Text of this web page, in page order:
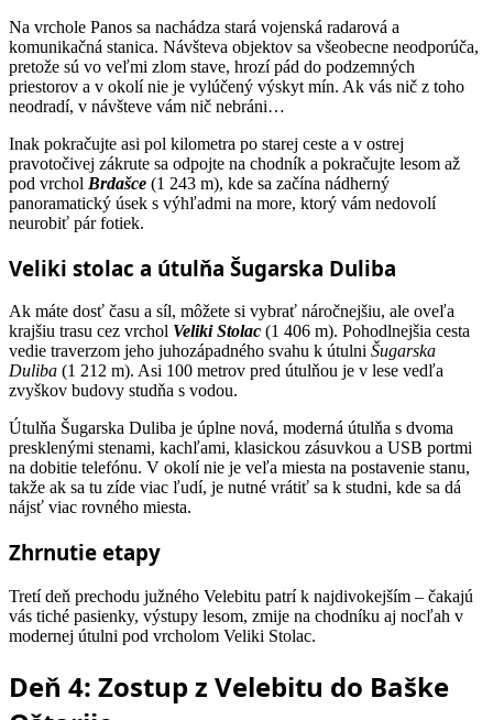
Na vrchole Panos sa nachádza stará vojenská radarová a
komunikačná stanica. Návšteva objektov sa všeobecne neodporúča,
pretože sú vo veľmi zlom stave, hrozí pád do podzemných
priestorov a v okolí nie je vylúčený výskyt mín. Ak vás nič z toho
neodradí, v návšteve vám nič nebráni…
Inak pokračujte asi pol kilometra po starej ceste a v ostrej
pravotočivej zákrute sa odpojte na chodník a pokračujte lesom až
pod vrchol Brdašce (1 243 m), kde sa začína nádherný
panoramatický úsek s výhľadmi na more, ktorý vám nedovolí
neurobiť pár fotiek.
Veliki stolac a útulňa Šugarska Duliba
Ak máte dosť času a síl, môžete si vybrať náročnejšiu, ale oveľa
krajšiu trasu cez vrchol Veliki Stolac (1 406 m). Pohodlnejšia cesta
vedie traverzom jeho juhozápadného svahu k útulni Šugarska
Duliba (1 212 m). Asi 100 metrov pred útulňou je v lese vedľa
zvyškov budovy studňa s vodou.
Útulňa Šugarska Duliba je úplne nová, moderná útulňa s dvoma
presklenými stenami, kachľami, klasickou zásuvkou a USB portmi
na dobitie telefónu. V okolí nie je veľa miesta na postavenie stanu,
takže ak sa tu zíde viac ľudí, je nutné vrátiť sa k studni, kde sa dá
nájsť viac rovného miesta.
Zhrnutie etapy
Tretí deň prechodu južného Velebitu patrí k najdivokejším – čakajú
vás tiché pasienky, výstupy lesom, zmije na chodníku aj nocľah v
modernej útulni pod vrcholom Veliki Stolac.
Deň 4: Zostup z Velebitu do Baške